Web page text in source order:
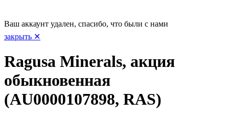
Ваш аккаунт удален, спасибо, что были с нами
закрыть ✕
Ragusa Minerals, акция
обыкновенная
(AU0000107898, RAS)